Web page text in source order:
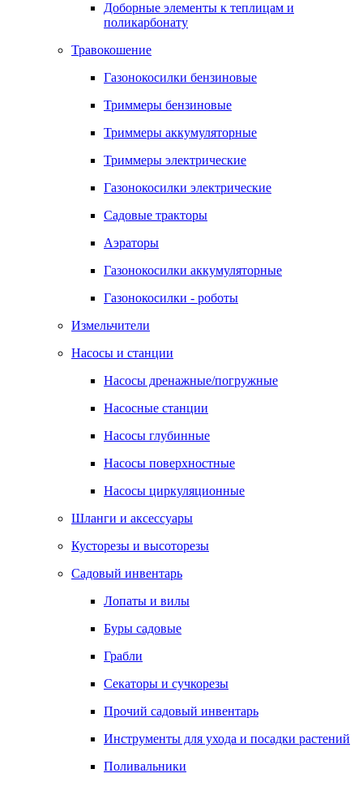
Доборные элементы к теплицам и
поликарбонату
Травокошение
Газонокосилки бензиновые
Триммеры бензиновые
Триммеры аккумуляторные
Триммеры электрические
Газонокосилки электрические
Садовые тракторы
Аэраторы
Газонокосилки аккумуляторные
Газонокосилки - роботы
Измельчители
Насосы и станции
Насосы дренажные/погружные
Насосные станции
Насосы глубинные
Насосы поверхностные
Насосы циркуляционные
Шланги и аксессуары
Кусторезы и высоторезы
Садовый инвентарь
Лопаты и вилы
Буры садовые
Грабли
Секаторы и сучкорезы
Прочий садовый инвентарь
Инструменты для ухода и посадки растений
Поливальники